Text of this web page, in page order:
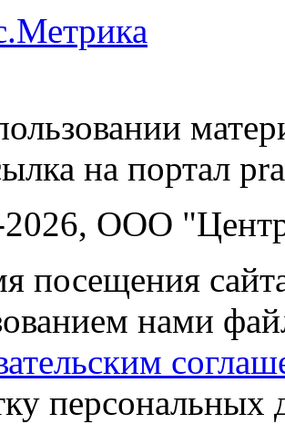
на портал
ООО "Центр
посещения
нами
персональных